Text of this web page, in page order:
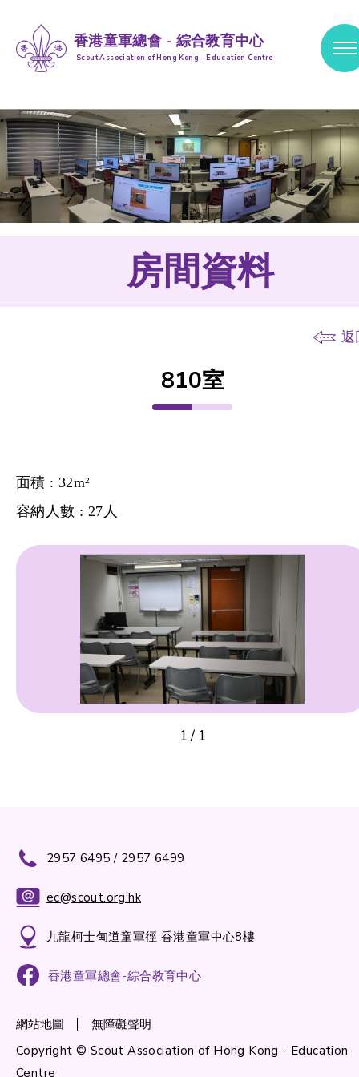
香港童軍總會 - 綜合教育中心
Scout Association of Hong Kong - Education Centre
跳到內容 (按輸入鍵)
房間資料
返
810室
面積 : 32m2
容納人數 : 27人
1 / 1
2957 6495 / 2957 6499
ec@scout.org.hk
九龍柯士甸道童軍徑 香港童軍中心8樓
香港童軍總會-綜合教育中心
網站地圖
無障礙聲明
Copyright © Scout Association of Hong Kong - Education
Centre